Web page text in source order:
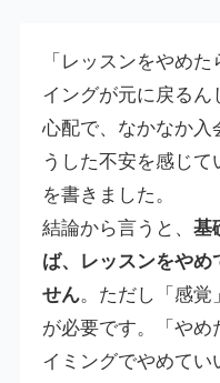
「レッスンをやめ
イングが元に戻る
心配で、なかなか
うした不安を感じ
を書きました。
結論から言うと、 基
ば、レッスンをやめ
せん。ただし「感覚
が必要です。「やめ
イミングでやめてい